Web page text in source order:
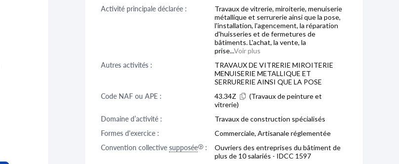
Activité principale déclarée :
Travaux de vitrerie, miroiterie, menuiserie
métallique et serrurerie ainsi que la pose,
l'installation, l'agencement, la réparation
d'huisseries et de fermetures de
bâtiments. L'achat, la vente, la
prise...Voir plus
Autres activités :
TRAVAUX DE VITRERIE MIROITERIE
MENUISERIE METALLIQUE ET
SERRURERIE AINSI QUE LA POSE
Code NAF ou APE :
43.34Z
(Travaux de peinture et
vitrerie)
Domaine d’activité :
Travaux de construction spécialisés
Formes d'exercice :
Commerciale, Artisanale réglementée
Convention collective supposée :
Ouvriers des entreprises du bâtiment de
plus de 10 salariés - IDCC 1597